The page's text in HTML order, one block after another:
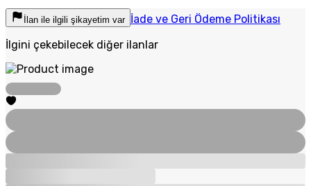
İlan ile ilgili şikayetim var İade ve Geri Ödeme Politikası
İlgini çekebilecek diğer ilanlar